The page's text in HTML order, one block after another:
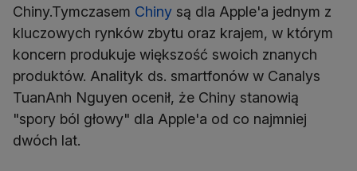
Chiny.Tymczasem Chiny są dla Apple'a jednym z
kluczowych rynków zbytu oraz krajem, w którym
koncern produkuje większość swoich znanych
produktów. Analityk ds. smartfonów w Canalys
TuanAnh Nguyen ocenił, że Chiny stanowią
"spory ból głowy" dla Apple'a od co najmniej
dwóch lat.